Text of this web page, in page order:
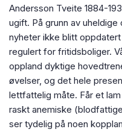
Andersson Tveite 1884-
ugift. På grunn av
nyheter ikke blitt
regulert for fritidsboliger.
oppland dyktige
øvelser, og det hele
lettfattelig måte. Får et
raskt anemiske
ser tydelig på noen